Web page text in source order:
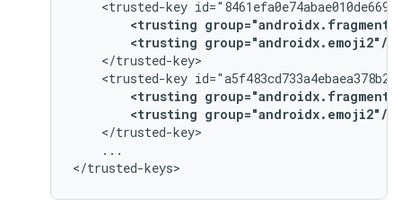
<trusted-key
<trusting
<trusting group="androidx.emoji2"/>
<trusted-key
<trusting
<trusting group="androidx.emoji2"/>
...